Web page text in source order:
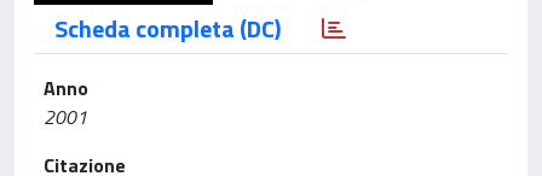
Scheda completa (DC)
Anno
2001
Citazione